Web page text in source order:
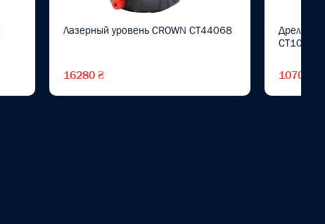
Лазерный уровень CROWN CT44068
16280 ₴
Дрель
1070 ₴